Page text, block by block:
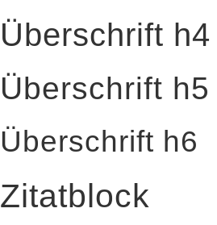
Überschrift h4
Überschrift h5
Überschrift h6
Zitatblock